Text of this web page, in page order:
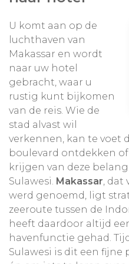
U komt aan op de
luchthaven van
Makassar en wordt
naar uw hotel
gebracht, waar u
rustig kunt bijkomen
van de reis. Wie de
stad alvast wil
verkennen, kan te voet
boulevard ontdekken
krijgen van deze
Sulawesi. Makassar, dat
werd genoemd, ligt
zeeroute tussen de
heeft daardoor altijd
havenfunctie gehad.
Sulawesi is dit een fijne